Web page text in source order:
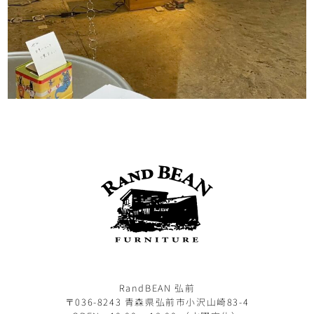
RandBEAN 弘前
〒036-8243 青森県弘前市小沢山崎83-4